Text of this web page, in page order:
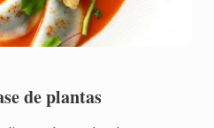
de plantas